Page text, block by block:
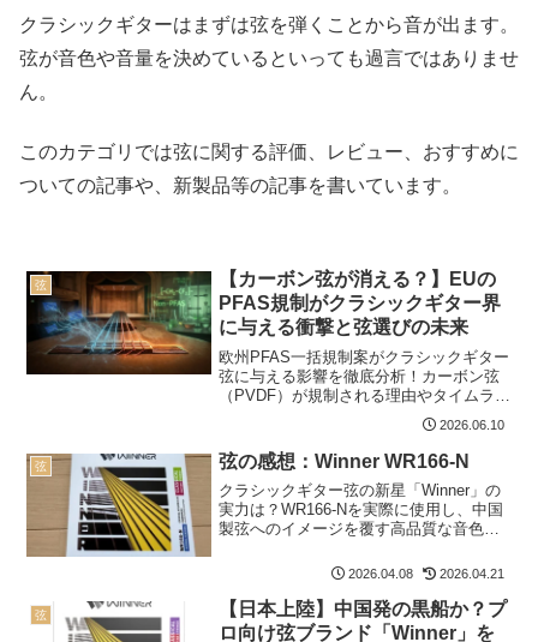
クラシックギターはまずは弦を弾くことから音が出ます。
弦が音色や音量を決めているといっても過言ではありませ
ん。
このカテゴリでは弦に関する評価、レビュー、おすすめに
ついての記事や、新製品等の記事を書いています。
弦
【カーボン弦が消える？】EUの
PFAS規制がクラシックギター界
に与える衝撃と弦選びの未来
欧州PFAS一括規制案がクラシックギター
弦に与える影響を徹底分析！カーボン弦
（PVDF）が規制される理由やタイムライ
ン、サバレスの動向、人気のノブロック
低音弦の盲点から、移行すべき弦につい
てわかりやすく解説。
2026.06.10
弦 弦の感想：Winner WR166-N
クラシックギター弦の新星「Winner」の
実力は？WR166-Nを実際に使用し、中国
製弦へのイメージを覆す高品質な音色と
認しました。有名ブランドより安価で高
性能な新選択肢を、コンクール受賞奏者
の視点で忖度なく評価します。
2026.04.08 2026.04.21
弦
【日本上陸】中国発の黒船か？プ
ロ向け弦ブランド「Winner」を